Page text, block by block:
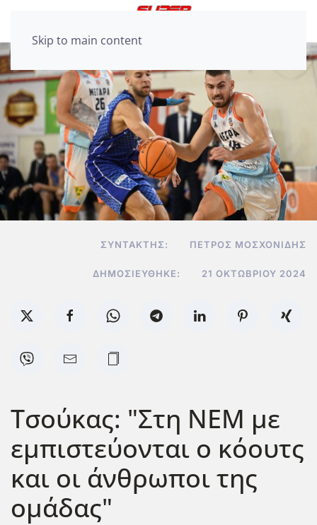
Skip to main content
ΣΥΝΤΆΚΤΗΣ: ΠΈΤΡΟΣ ΜΟΣΧΟΝΊΔΗΣ
ΔΗΜΟΣΙΕΎΘΗΚΕ: 21 ΟΚΤΩΒΡΊΟΥ 2024
Τσούκας: "Στη ΝΕΜ με
εμπιστεύονται ο κόουτς
και οι άνθρωποι της
ομάδας"